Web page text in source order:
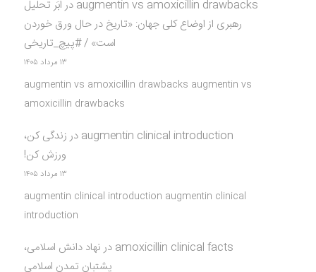
augmentin vs amoxicillin drawbacks در ابَر تحلیل
رهبری از اوضاع کلی جهان: «تاریخ در حال ورق خوردن
است» / #پیچ_تاریخی
۱۳ مرداد ۱۴۰۵
augmentin vs amoxicillin drawbacks augmentin vs
amoxicillin drawbacks
augmentin clinical introduction درزندگی کن،
ورزش کن!
۱۳ مرداد ۱۴۰۵
augmentin clinical introduction augmentin clinical
introduction
amoxicillin clinical facts درنهاد دانش اسلامی،
پشتبان تمدن اسلامی